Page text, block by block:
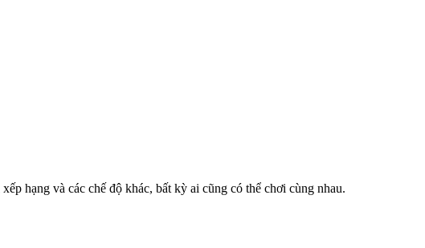
hạng và các chế độ khác, bất kỳ ai cũng có thể chơi cùng nhau.